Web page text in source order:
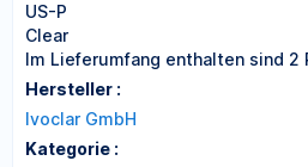
US-P
Clear
Im Lieferumfang enthalten sind 2
Hersteller :
Ivoclar GmbH
Kategorie :